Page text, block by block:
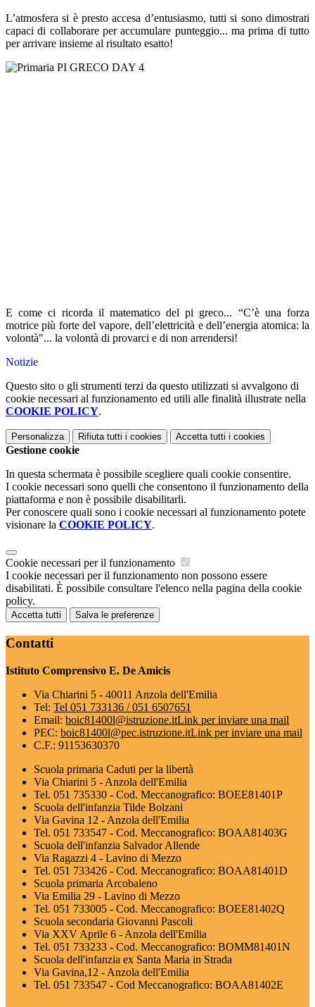
L’atmosfera si è presto accesa d’entusiasmo, tutti si sono dimostrati
capaci di collaborare per accumulare punteggio... ma prima di tutto
per arrivare insieme al risultato esatto!
E come ci ricorda il matematico del pi greco... “C’è una forza
motrice più forte del vapore, dell’elettricità e dell’energia atomica: la
volontà"... la volontà di provarci e di non arrendersi!
Notizie
Questo sito o gli strumenti terzi da questo utilizzati si avvalgono di
cookie necessari al funzionamento ed utili alle finalità illustrate nella
COOKIE POLICY.
Personalizza Rifiuta tutti i cookies Accetta tutti i cookies
Gestione cookie
In questa schermata è possibile scegliere quali cookie consentire.
I cookie necessari sono quelli che consentono il funzionamento della
piattaforma e non è possibile disabilitarli.
Per conoscere quali sono i cookie necessari al funzionamento potete
visionare la COOKIE POLICY.
Cookie necessari per il funzionamento
I cookie necessari per il funzionamento non possono essere
disabilitati. È possibile consultare l'elenco nella pagina della cookie
policy.
Accetta tutti Salva le preferenze
Contatti
Istituto Comprensivo E. De Amicis
Via Chiarini 5 - 40011 Anzola dell'Emilia
Tel: Tel 051 733136 / 051 6507651
Email: boic81400l@istruzione.itLink per inviare una mail
PEC: boic81400l@pec.istruzione.itLink per inviare una mail
C.F.: 91153630370
Scuola primaria Caduti per la libertà
Via Chiarini 5 - Anzola dell'Emilia
Tel. 051 735330 - Cod. Meccanografico: BOEE81401P
Scuola dell'infanzia Tilde Bolzani
Via Gavina 12 - Anzola dell'Emilia
Tel. 051 733547 - Cod. Meccanografico: BOAA81403G
Scuola dell'infanzia Salvador Allende
Via Ragazzi 4 - Lavino di Mezzo
Tel. 051 733426 - Cod. Meccanografico: BOAA81401D
Scuola primaria Arcobaleno
Via Emilia 29 - Lavino di Mezzo
Tel. 051 733005 - Cod. Meccanografico: BOEE81402Q
Scuola secondaria Giovanni Pascoli
Via XXV Aprile 6 - Anzola dell'Emilia
Tel. 051 733233 - Cod. Meccanografico: BOMM81401N
Scuola dell'infanzia ex Santa Maria in Strada
Via Gavina,12 - Anzola dell'Emilia
Tel. 051 733547 - Cod Meccanografico: BOAA81402E